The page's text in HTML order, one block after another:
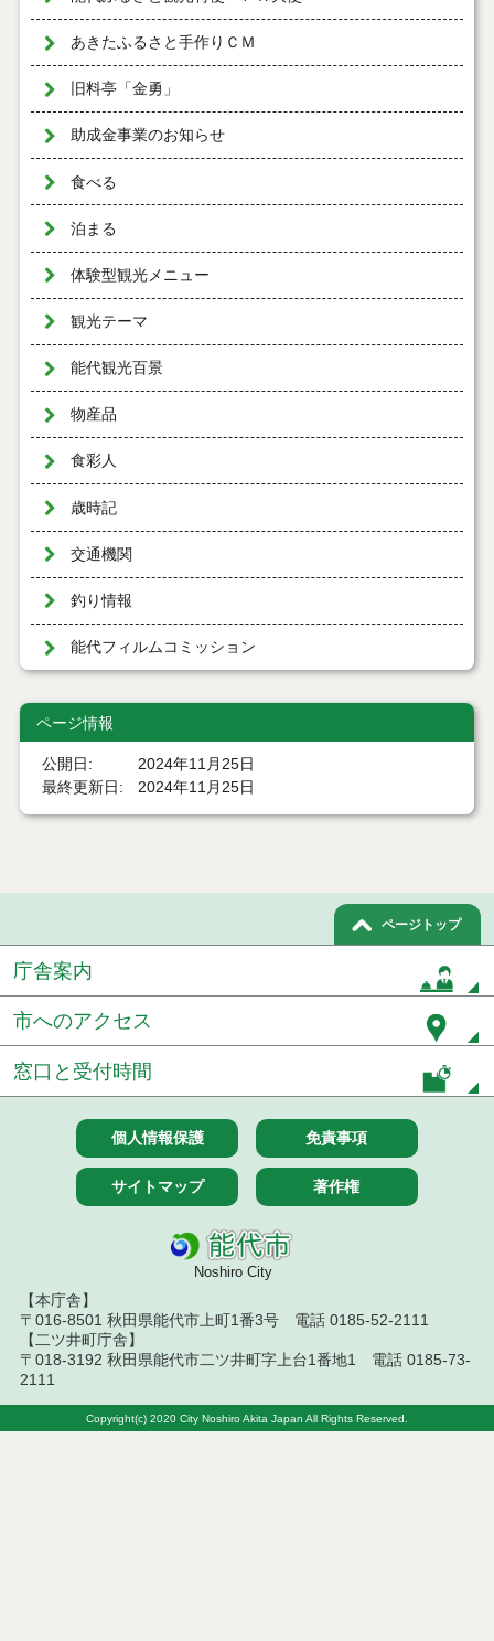
あきたふるさと手作りＣＭ
旧料亭「金勇」
助成金事業のお知らせ
食べる
泊まる
体験型観光メニュー
観光テーマ
能代観光百景
物産品
食彩人
歳時記
交通機関
釣り情報
能代フィルムコミッション
ページ情報
公開日
2024年11月25日
最終更新日
2024年11月25日
ページトップ
庁舎案内
市へのアクセス
窓口と受付時間
個人情報保護 免責事項
サイトマップ 著作権
Noshiro City
【本庁舎】
〒016-8501 秋田県能代市上町1番3号 電話 0185-52-2111
【二ツ井町庁舎】
〒018-3192 秋田県能代市二ツ井町字上台1番地1 電話 0185-73-
2111
Copyright(c) 2020 City Noshiro Akita Japan All Rights Reserved.